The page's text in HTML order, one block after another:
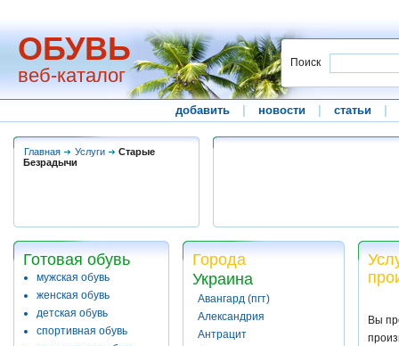
ОБУВЬ
веб-каталог
Поиск
добавить новости статьи
Главная Услуги
Старые
Безрадычи
Готовая обувь
мужская обувь
женская обувь
детская обувь
спортивная обувь
Города
Украина
Авангард (пгт)
Александрия
Антрацит
Вы